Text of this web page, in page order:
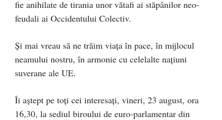
fie anihilate de tirania unor vătafi ai stăpânilor neo-
feudali ai Occidentului Colectiv.
Și mai vreau să ne trăim viața în pace, în mijlocul
neamului nostru, în armonie cu celelalte națiuni
suverane ale UE.
Îi aștept pe toți cei interesați, vineri, 23 august, ora
16,30, la sediul biroului de euro-parlamentar din